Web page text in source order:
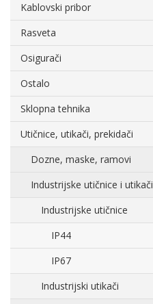
Kablovski pribor
Rasveta
Osigurači
Ostalo
Sklopna tehnika
Utičnice, utikači, prekidači
Dozne, maske, ramovi
Industrijske utičnice i utikači
Industrijske utičnice
IP44
IP67
Industrijski utikači